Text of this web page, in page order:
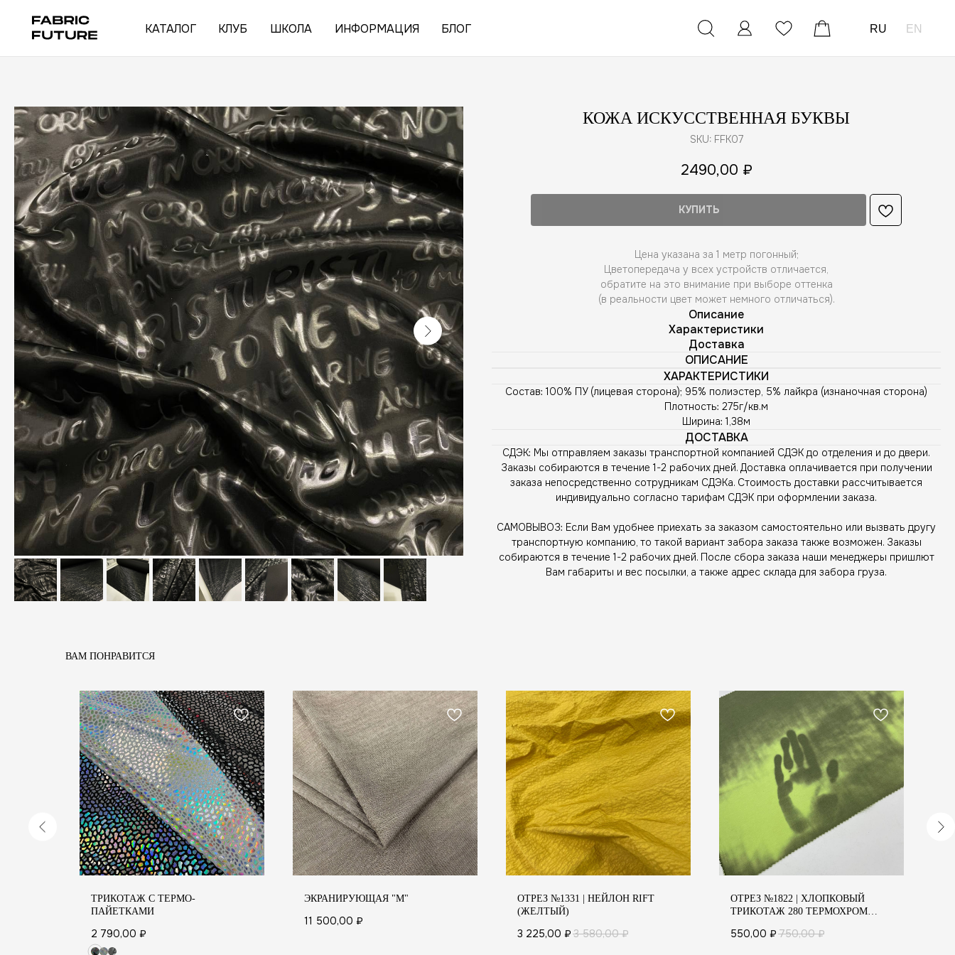
RU EN
КАТАЛОГ КЛУБ ШКОЛА ИНФОРМАЦИЯ БЛОГ
КОЖА ИСКУССТВЕННАЯ БУКВЫ
SKU: FFK07
2490,00 ₽
КУПИТЬ
Цена указана за 1 метр погонный;
Цветопередача у всех устройств отличается,
обратите на это внимание при выборе оттенка
(в реальности цвет может немного отличаться).
Описание
Характеристики
Доставка
ОПИСАНИЕ
ХАРАКТЕРИСТИКИ
Состав: 100% ПУ (лицевая сторона); 95% полиэстер, 5% лайкра (изнаночная сторона)
Плотность: 275г/кв.м
Ширина: 1,38м
ДОСТАВКА
СДЭК: Мы отправляем заказы транспортной компанией СДЭК до отделения и до двери.
Заказы собираются в течение 1-2 рабочих дней. Доставка оплачивается при получении
заказа непосредственно сотрудникам СДЭКа. Стоимость доставки рассчитывается
индивидуально согласно тарифам СДЭК при оформлении заказа.
САМОВЫВОЗ: Если Вам удобнее приехать за заказом самостоятельно или вызвать другу
транспортную компанию, то такой вариант забора заказа также возможен. Заказы
собираются в течение 1-2 рабочих дней. После сбора заказа наши менеджеры пришлют
Вам габариты и вес посылки, а также адрес склада для забора груза.
ВАМ ПОНРАВИТСЯ
ТРИКОТАЖ С ТЕРМО-
ПАЙЕТКАМИ
2 790,00 ₽
ЭКРАНИРУЮЩАЯ "M"
11 500,00 ₽
ОТРЕЗ №1331 | НЕЙЛОН RIFT
(ЖЕЛТЫЙ)
3 225,00 ₽ 3 580,00 ₽
ОТРЕЗ №1822 | ХЛОПКОВЫЙ
ТРИКОТАЖ 280 ТЕРМОХРОМ
550,00 ₽ 750,00 ₽
ПОКУПАТЕЛЯМ